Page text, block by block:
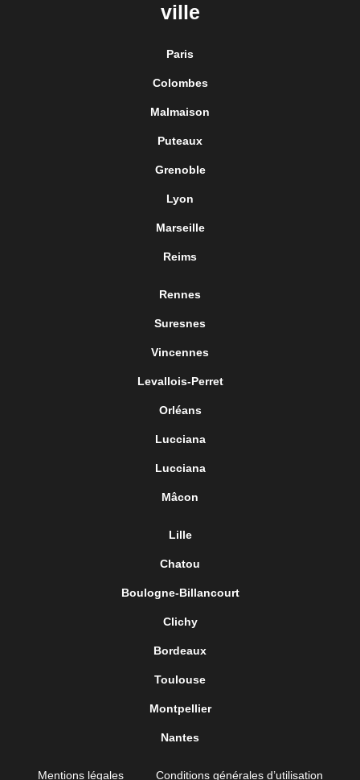
ville
Paris
Colombes
Malmaison
Puteaux
Grenoble
Lyon
Marseille
Reims
Rennes
Suresnes
Vincennes
Levallois-Perret
Orléans
Lucciana
Lucciana
Mâcon
Lille
Chatou
Boulogne-Billancourt
Clichy
Bordeaux
Toulouse
Montpellier
Nantes
Mentions légales Conditions générales d’utilisation